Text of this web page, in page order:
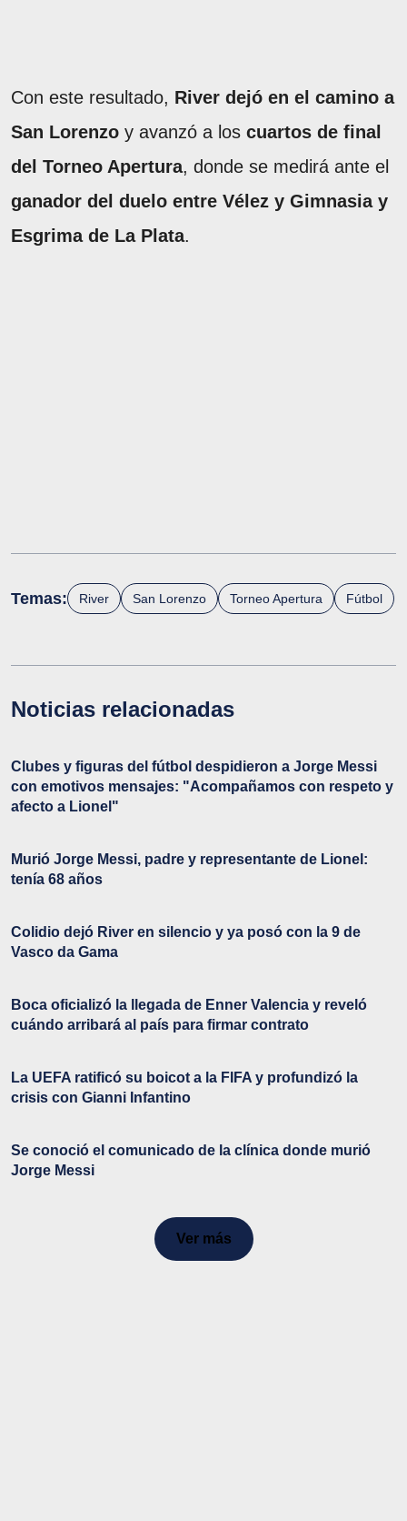
Con este resultado, River dejó en el camino a
San Lorenzo y avanzó a los cuartos de final
del Torneo Apertura, donde se medirá ante el
ganador del duelo entre Vélez y Gimnasia y
Esgrima de La Plata.
Temas: River San Lorenzo Torneo Apertura Fútbol
Noticias relacionadas
Clubes y figuras del fútbol despidieron a Jorge Messi
con emotivos mensajes: "Acompañamos con respeto y
afecto a Lionel"
Murió Jorge Messi, padre y representante de Lionel:
tenía 68 años
Colidio dejó River en silencio y ya posó con la 9 de
Vasco da Gama
Boca oficializó la llegada de Enner Valencia y reveló
cuándo arribará al país para firmar contrato
La UEFA ratificó su boicot a la FIFA y profundizó la
crisis con Gianni Infantino
Se conoció el comunicado de la clínica donde murió
Jorge Messi
Ver más